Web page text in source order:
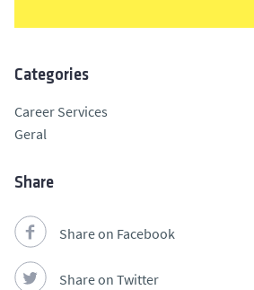
Categories
Career Services
Geral
Share
Share on Facebook
Share on Twitter